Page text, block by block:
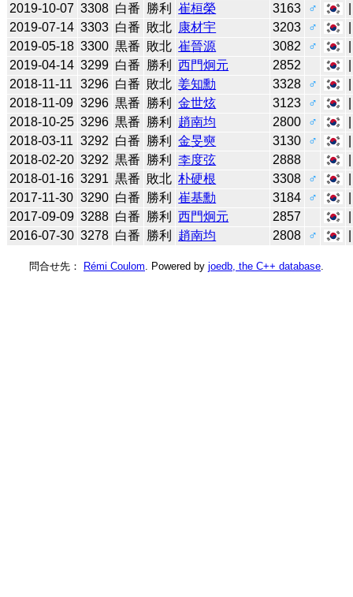
2019-10-07 3308 白番 勝利 崔桓榮 3163 ♂
2019-07-14 3303 白番 敗北 康材宇 3203 ♂
2019-05-18 3300 黒番 敗北 崔晉源 3082 ♂
2019-04-14 3299 白番 勝利 西門炯元 2852
2018-11-11
3296 白番 敗北 姜知勳 3328 ♂
2018-11-09 3296 黒番 勝利 金世炫 3123 ♂
2018-10-25 3296 黒番 勝利 趙南均 2800 ♂
2018-03-11 3292 白番 勝利 金旻奭 3130 ♂
2018-02-20 3292 黒番 勝利 李度弦 2888
2018-01-16 3291 黒番 敗北 朴硬根 3308 ♂
2017-11-30 3290 白番 勝利 崔基勳 3184 ♂
2017-09-09 3288 白番 勝利 西門炯元 2857
2016-07-30 3278 白番 勝利 趙南均 2808 ♂
問合せ先： Rémi Coulom . Powered by joedb, the C++ database